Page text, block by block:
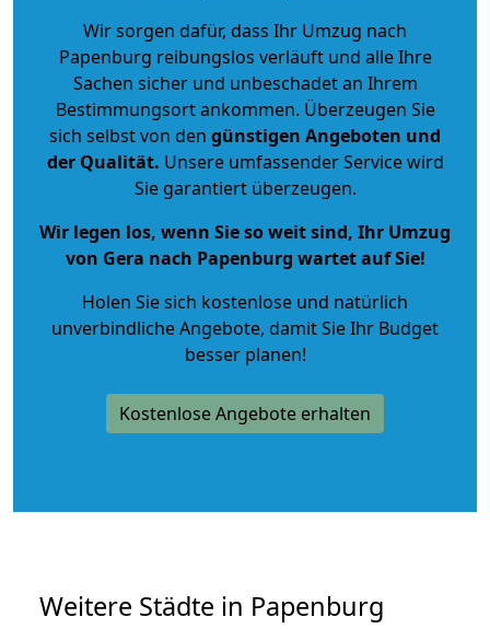
Wir sorgen dafür, dass Ihr Umzug nach
Papenburg reibungslos verläuft und alle Ihre
Sachen sicher und unbeschadet an Ihrem
Bestimmungsort ankommen. Überzeugen Sie
sich selbst von den günstigen Angeboten und
der Qualität. Unsere umfassender Service wird
Sie garantiert überzeugen.
Wir legen los, wenn Sie so weit sind, Ihr Umzug
von Gera nach Papenburg wartet auf Sie!
Holen Sie sich kostenlose und natürlich
unverbindliche Angebote, damit Sie Ihr Budget
besser planen!
Kostenlose Angebote erhalten
Weitere Städte in Papenburg